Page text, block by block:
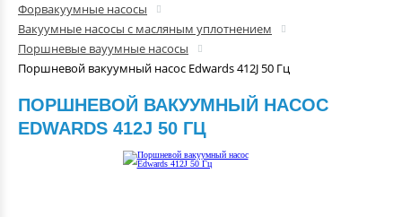
Форвакуумные насосы
Вакуумные насосы с масляным уплотнением
Поршневые вауумные насосы
Поршневой вакуумный насос Edwards 412J 50 Гц
Компрессоры
Вакуумные камеры
Промышленные вакуумные
системы
ПОРШНЕВОЙ ВАКУУМНЫЙ НАСОС
EDWARDS 412J 50 ГЦ